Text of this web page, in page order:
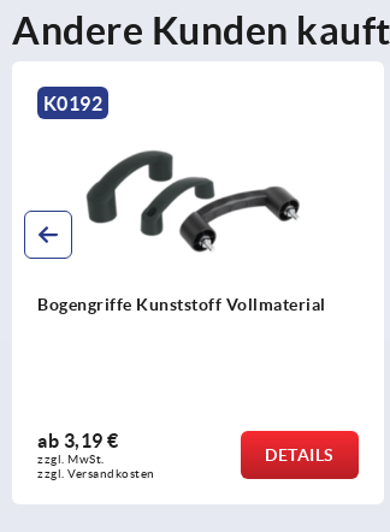
Andere Kunden
Bügelgriffe Kunststoff antistatisch
ab
zzgl. Versandkosten